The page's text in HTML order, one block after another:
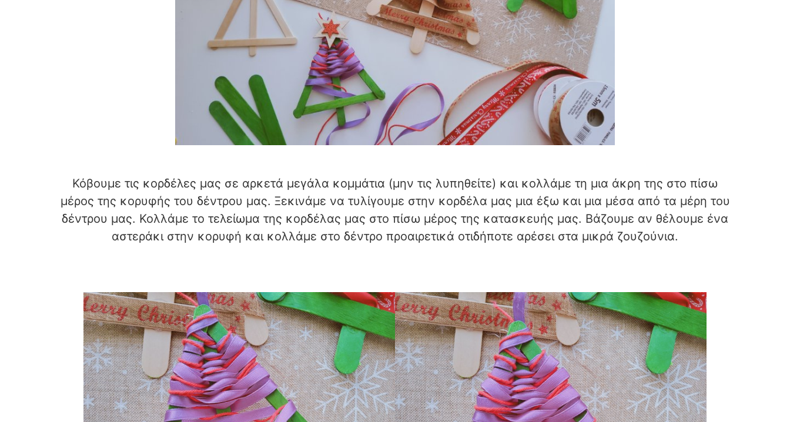
Κόβουμε τις κορδέλες μας σε αρκετά μεγάλα κομμάτια (μην τις λυπηθείτε) και κολλάμε τη μια άκρη της στο πίσω
μέρος της κορυφής του δέντρου μας. Ξεκινάμε να τυλίγουμε στην κορδέλα μας μια έξω και μια μέσα από τα μέρη του
δέντρου μας. Κολλάμε το τελείωμα της κορδέλας μας στο πίσω μέρος της κατασκευής μας. Βάζουμε αν θέλουμε ένα
αστεράκι στην κορυφή και κολλάμε στο δέντρο προαιρετικά οτιδήποτε αρέσει στα μικρά ζουζούνια.